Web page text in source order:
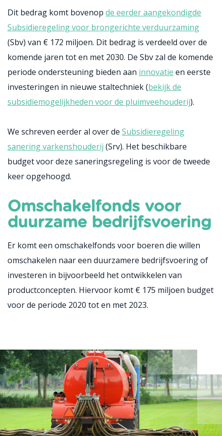
Dit bedrag komt bovenop de eerder aangekondigde
Subsidieregeling voor brongerichte verduurzaming
(Sbv) van € 172 miljoen. Dit bedrag is verdeeld over de
komende jaren tot en met 2030. De Sbv zal de komende
periode ondersteuning bieden aan innovatie en eerste
investeringen in nieuwe staltechniek (bekijk de
subsidiemogelijkheden voor de pluimveehouderij).
We schreven eerder al over de Subsidieregeling
sanering varkenshouderij (Srv). Het beschikbare
budget voor deze saneringsregeling is voor de tweede
keer opgehoogd.
Omschakelfonds voor
duurzame bedrijfsvoering
Er komt een omschakelfonds voor boeren die willen
omschakelen naar een duurzamere bedrijfsvoering of
investeren in bijvoorbeeld het ontwikkelen van
productconcepten. Hiervoor komt € 175 miljoen budget
voor de periode 2020 tot en met 2023.